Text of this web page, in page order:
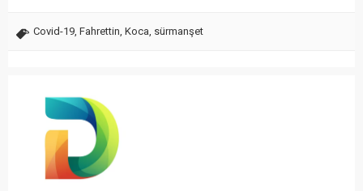
Covid-19, Fahrettin, Koca, sürmanşet